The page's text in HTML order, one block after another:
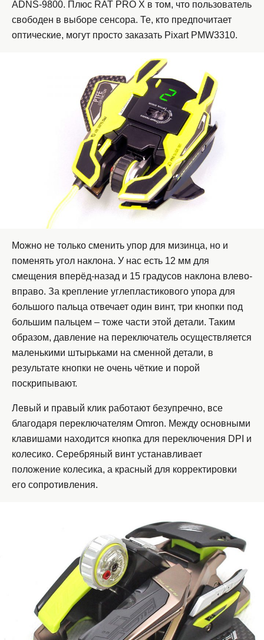
ADNS-9800. Плюс RAT PRO X в том, что пользователь
свободен в выборе сенсора. Те, кто предпочитает
оптические, могут просто заказать Pixart PMW3310.
Можно не только сменить упор для мизинца, но и
поменять угол наклона. У нас есть 12 мм для
смещения вперёд-назад и 15 градусов наклона влево-
вправо. За крепление углепластикового упора для
большого пальца отвечает один винт, три кнопки под
большим пальцем – тоже части этой детали. Таким
образом, давление на переключатель осуществляется
маленькими штырьками на сменной детали, в
результате кнопки не очень чёткие и порой
поскрипывают.
Левый и правый клик работают безупречно, все
благодаря переключателям Omron. Между основными
клавишами находится кнопка для переключения DPI и
колесико. Серебряный винт устанавливает
положение колесика, а красный для корректировки
его сопротивления.